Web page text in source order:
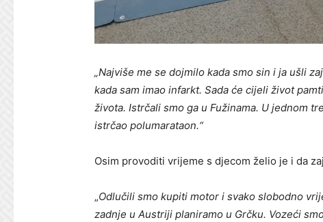
„Najviše me se dojmilo kada smo sin i ja ušli
kada sam imao infarkt. Sada će cijeli život
života. Istrčali smo ga u Fužinama. U jednom
istrčao polumarataon.“
Osim provoditi vrijeme s djecom želio je i da
„Odlučili smo kupiti motor i svako slobodno
zadnje u Austriji planiramo u Grčku. Vozeći